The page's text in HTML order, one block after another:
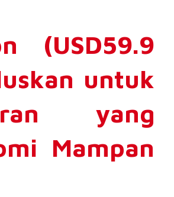
(USD59.9
untuk
yang
Mampan